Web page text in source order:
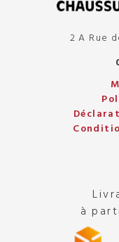
2 A Rue
à